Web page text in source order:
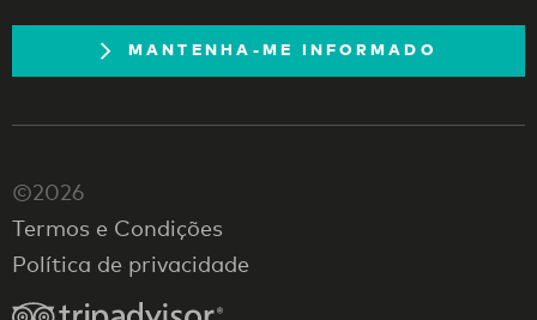
MANTENHA-ME INFORMADO
©2026
Termos e Condições
Política de privacidade